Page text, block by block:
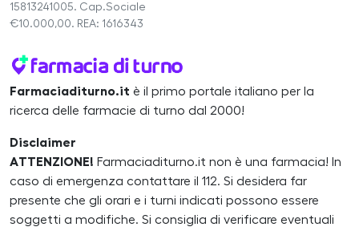
15813241005. Cap.Sociale
€10.000,00. REA: 1616343
Farmaciaditurno.it è il primo portale italiano per la
ricerca delle farmacie di turno dal 2000!
Disclaimer
ATTENZIONE! Farmaciaditurno.it non è una farmacia! In
caso di emergenza contattare il 112. Si desidera far
presente che gli orari e i turni indicati possono essere
soggetti a modifiche. Si consiglia di verificare eventuali